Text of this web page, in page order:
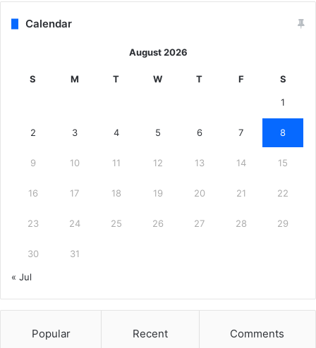
Calendar
August 2026
S M T W T F S
1
2 3 4 5 6 7 8
9 10 11 12 13 14 15
16 17 18 19 20 21 22
23 24 25 26 27 28 29
30 31
« Jul
Popular Recent Comments